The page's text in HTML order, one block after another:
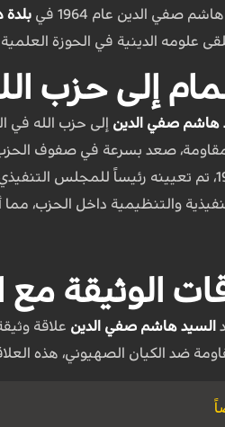
صفي الدين عام 1964 في بلدة
علومه الدينية في الحوزة العلمية
إلى حزب
هاشم صفي الدين إلى حزب الله في
صعد بسرعة في صفوف الحزب
في عام 1994، تم تعيينه رئيساً
والتنظيمية داخل الحزب،
الوثيقة
السيد هاشم صفي الدين علاقة
ضد الكيان الصهيوني، هذه